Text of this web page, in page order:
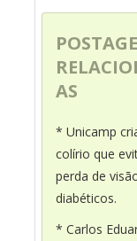
AS
* Unicamp
colírio que
perda de
diabéticos.
* Carlos